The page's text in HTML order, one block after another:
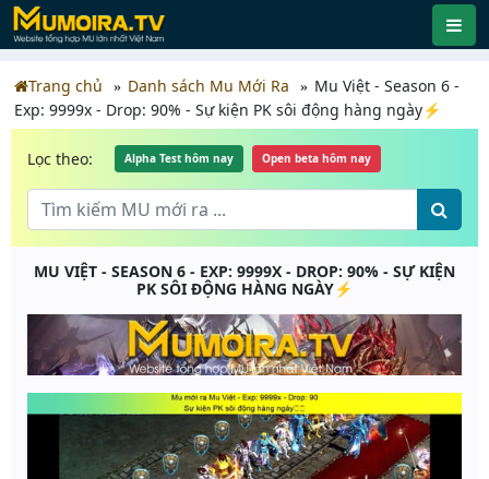
Trang chủ Danh sách Mu Mới Ra
Mu Việt - Season 6 -
Exp: 9999x - Drop: 90% - Sự kiện PK sôi động hàng ngày⚡️
Lọc theo: Alpha Test hôm nay Open beta hôm nay
MU VIỆT - SEASON 6 - EXP: 9999X - DROP: 90% - SỰ KIỆN
PK SÔI ĐỘNG HÀNG NGÀY⚡️